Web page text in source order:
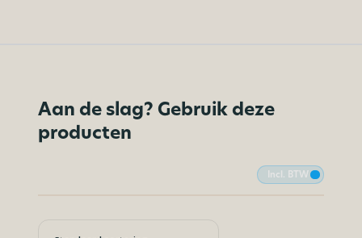
Aan de slag? Gebruik deze
producten
Incl. BTW